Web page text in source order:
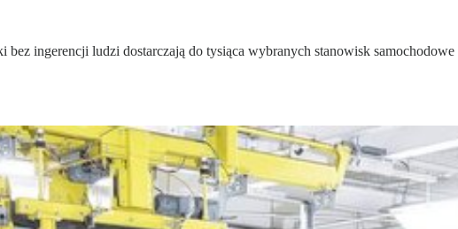
bez ingerencji ludzi dostarczają do tysiąca wybranych stanowisk